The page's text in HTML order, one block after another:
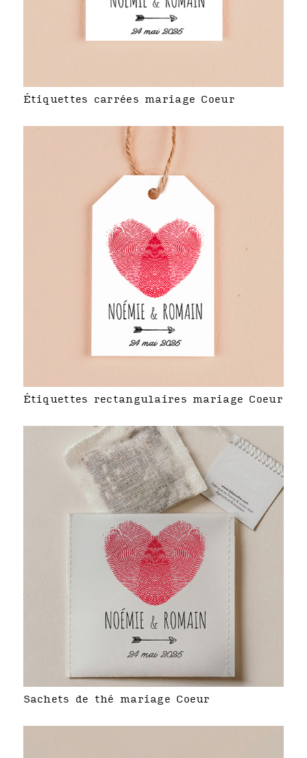
Étiquettes carrées mariage Coeur
Étiquettes rectangulaires mariage Coeur
Sachets de thé mariage Coeur